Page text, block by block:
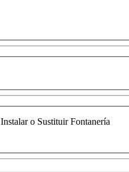
Instalar o Sustituir Fontanería